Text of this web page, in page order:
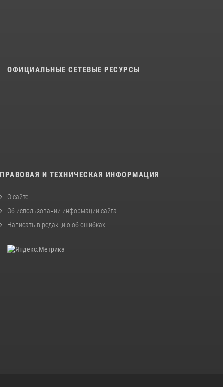
ОФИЦИАЛЬНЫЕ СЕТЕВЫЕ РЕСУРСЫ
ПРАВОВАЯ И ТЕХНИЧЕСКАЯ ИНФОРМАЦИЯ
О сайте
Об использовании информации сайта
Написать в редакцию об ошибках